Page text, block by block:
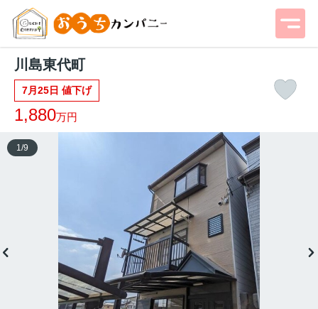
川島東代町
7月25日 値下げ
1,880万円
1 /9